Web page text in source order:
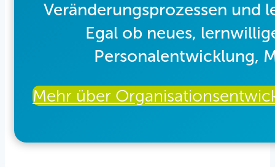
Veränderungsprozessen und
Egal ob neues,
Personalentwicklung,
Mehr über